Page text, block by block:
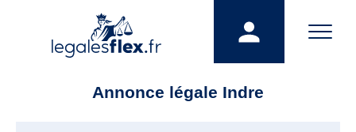
Annonce légale Indre